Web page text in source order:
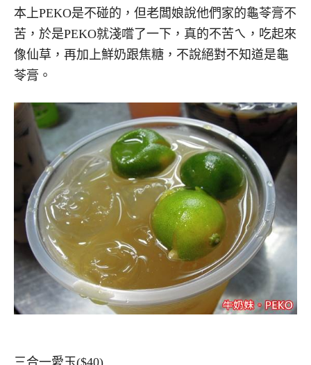
本上PEKO是不碰的，但老闆娘說他們家的龜苓膏不
苦，於是PEKO就淺嚐了一下，真的不苦ㄟ，吃起來
像仙草，再加上鮮奶跟焦糖，不說絕對不知道是龜
苓膏。
三合一愛玉($40)